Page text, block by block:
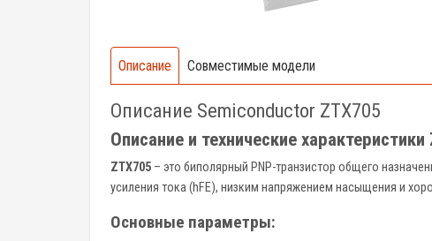
Описание Совместимые модели
Описание Semiconductor ZTX705
Описание и технические
ZTX705 – это биполярный PNP-транзистор общего
усиления тока (hFE), низким напряжением насыщения и
Основные параметры: